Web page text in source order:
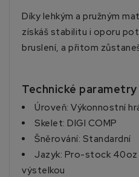
Díky lehkým a pružným
získáš stabilitu i oporu
bruslení, a přitom
Technické parametry
Úroveň: Výkonnostní
Skelet: DIGI COMP
Šněrování: Standardní
Jazyk: Pro-stock 40oz
výstelkou